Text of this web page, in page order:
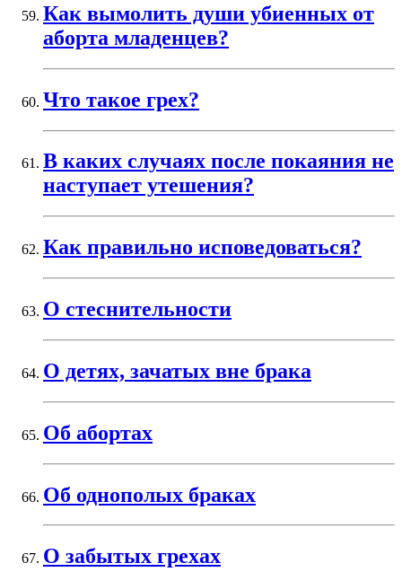
Как вымолить души убиенных от
аборта младенцев?
Что такое грех?
В каких случаях после покаяния не
наступает утешения?
Как правильно исповедоваться?
О стеснительности
О детях, зачатых вне брака
Об абортах
Об однополых браках
О забытых грехах